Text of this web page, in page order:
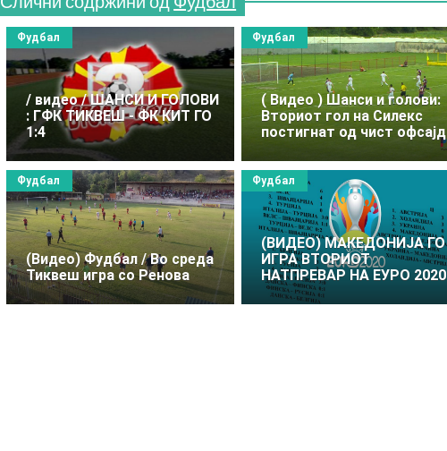
/ видео / ШАНСИ И ГОЛОВИ
: ГФК ТИКВЕШ - ФК КИТ ГО
1:4
Фудбал
( Видео ) Шанси и голови:
Вториот гол на Силекс
постигнат од чист офсајд
Фудбал
(Видео) Фудбал / Во среда
Тиквеш игра со Ренова
Фудбал
(ВИДЕО) МАКЕДОНИЈА ГО
ИГРА ВТОРИОТ
НАТПРЕВАР НА ЕУРО 2020
Фудбал